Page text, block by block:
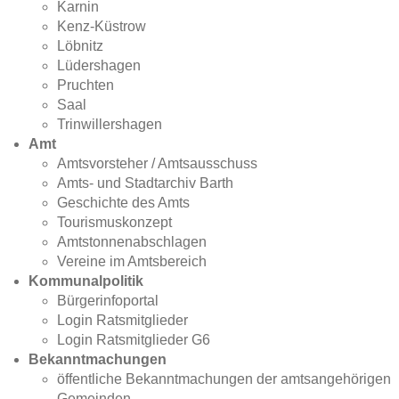
Karnin
Kenz-Küstrow
Löbnitz
Lüdershagen
Pruchten
Saal
Trinwillershagen
Amt
Amtsvorsteher / Amtsausschuss
Amts- und Stadtarchiv Barth
Geschichte des Amts
Tourismuskonzept
Amtstonnenabschlagen
Vereine im Amtsbereich
Kommunalpolitik
Bürgerinfoportal
Login Ratsmitglieder
Login Ratsmitglieder G6
Bekanntmachungen
öffentliche Bekanntmachungen der amtsangehörigen